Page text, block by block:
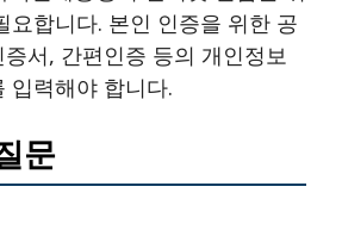
요합니다. 본인 인증을 위한 공
서, 간편인증 등의 개인정보
입력해야 합니다.
문